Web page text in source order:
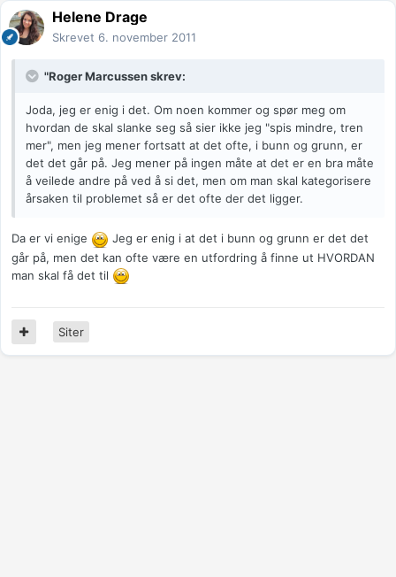
Helene Drage
Skrevet 6. november 2011
"Roger Marcussen skrev:
Joda, jeg er enig i det. Om noen kommer og spør meg om
hvordan de skal slanke seg så sier ikke jeg "spis mindre, tren
mer", men jeg mener fortsatt at det ofte, i bunn og grunn, er
det det går på. Jeg mener på ingen måte at det er en bra måte
å veilede andre på ved å si det, men om man skal kategorisere
årsaken til problemet så er det ofte der det ligger.
Da er vi enige
Jeg er enig i at det i bunn og grunn er det det
går på, men det kan ofte være en utfordring å finne ut HVORDAN
man skal få det til
Siter